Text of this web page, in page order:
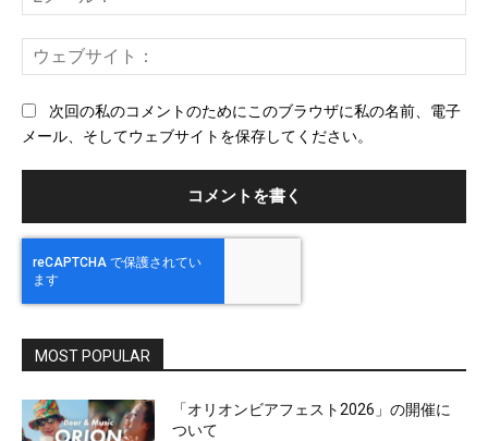
メ
ー
ェ
次回の私のコメントのためにこのブラウザに私の名前、電子
メール、そしてウェブサイトを保存してください。
MOST POPULAR
「オリオンビアフェスト2026」の開催に
ついて